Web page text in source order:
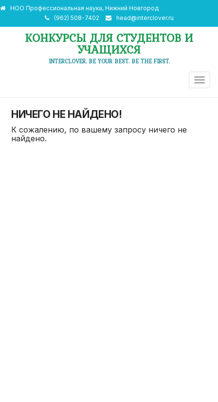
НОО Профессиональная наука, Нижний Новгород
(962) 508-7402
head@interclover.ru
КОНКУРСЫ ДЛЯ СТУДЕНТОВ И
УЧАЩИХСЯ
INTERCLOVER. BE YOUR BEST. BE THE FIRST.
НИЧЕГО НЕ НАЙДЕНО!
К сожалению, по вашему запросу ничего не
найдено.